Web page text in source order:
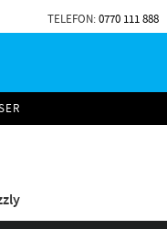
TELEFON:0770 111 888